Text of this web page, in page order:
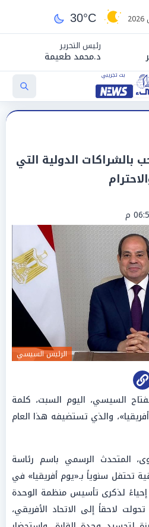
30°C
رئيس التحرير
د.محمد طعيمة
الدولية التي
الرئيس السيسي
السيسي، اليوم السبت، كلمة
والذي تستضيفه هذا العام
المتحدث الرسمي باسم رئاسة
تحتفل سنوياً بـ«يوم أفريقيا» في
لذكرى تأسيس منظمة الوحدة
١٩٦٣، والتي تحولت لاحقاً إلى الاتحاد الأفريقي،